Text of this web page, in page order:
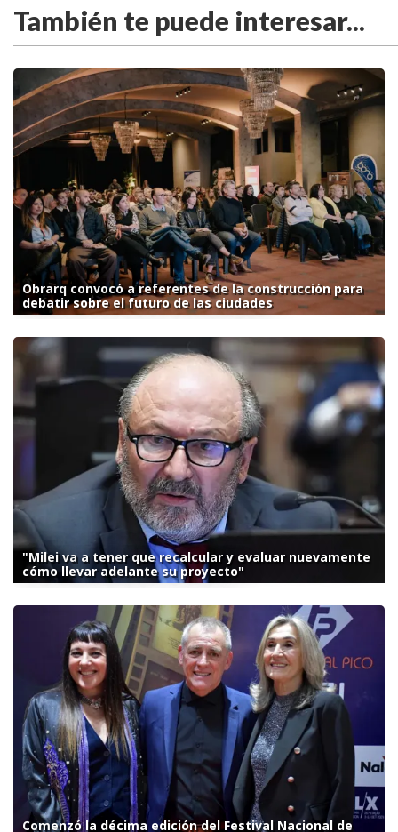
También te puede interesar...
Obrarq convocó a referentes de la construcción para
debatir sobre el futuro de las ciudades
"Milei va a tener que recalcular y evaluar nuevamente
cómo llevar adelante su proyecto"
Comenzó la décima edición del Festival Nacional de